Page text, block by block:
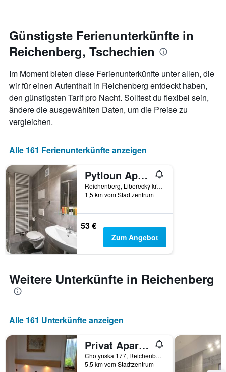
jeweiligen
Wochentag.
Das
Diagramm
1
X-
Achse,
die
die
Wochentage
Diagramm
hat
1
Y-
Achse,
die
den
durchschnittlichen
Zimmerpreis
anzeigt.
Günstigste Ferienunterkünfte in
Reichenberg, Tschechien
Im Moment bieten diese Ferienunterkünfte unter allen, die
wir für einen Aufenthalt in Reichenberg entdeckt haben,
den günstigsten Tarif pro Nacht. Solltest du flexibel sein,
ändere die ausgewählten Daten, um die Preise zu
vergleichen.
Alle 161 Ferienunterkünfte anzeigen
Pytloun Apartments Liberec
Reichenberg, Liberecký kraj, Tschechien
1,5 km vom Stadtzentrum
53 €
Zum Angebot
Weitere Unterkünfte in Reichenberg
Alle 161 Unterkünfte anzeigen
Privat Apartma Ulrych
Chotynska 177, Reichenberg, Liberecký kraj, Tschechien
5,5 km vom Stadtzentrum